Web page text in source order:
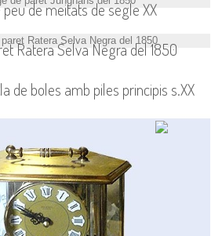
de meitats de segle XX
Ratera Selva Negra del 1850
de boles amb piles principis s.XX